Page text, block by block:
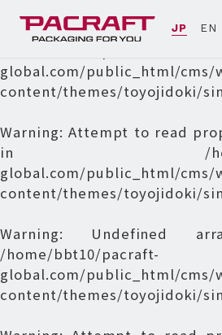
JP EN
Warning: Undefined
global.com/public_html/cms/
content/themes/toyojidoki/
Warning: Attempt to read
in /
global.com/public_html/cms/
content/themes/toyojidoki/
Warning: Undefined
/home/bbt10/pacraft-
global.com/public_html/cms/
content/themes/toyojidoki/